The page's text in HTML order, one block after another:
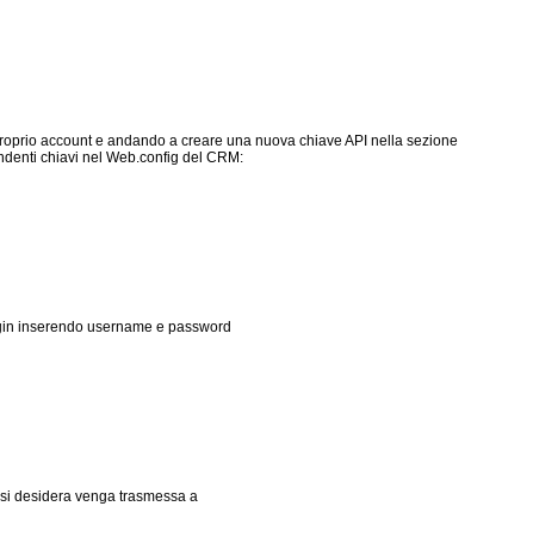
account e andando a creare una nuova chiave API nella sezione
chiavi nel Web.config del CRM:
inserendo username e password
desidera venga trasmessa a